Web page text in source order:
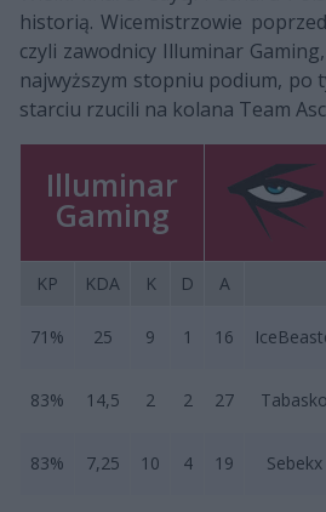
historią. Wicemistrzowie
czyli zawodnicy Illuminar
najwyższym stopniu podium, po
starciu rzucili na kolana Team
Illuminar
Gaming
KP KDA K D A
71% 25 9 1 16
83% 14,5 2 2 27 Tabasko
83% 7,25 10 4 19 Sebekx